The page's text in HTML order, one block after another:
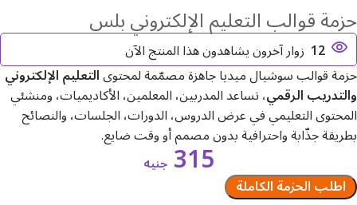
حزمة قوالب التعليم الإلكتروني بلس
12 زوار آخرون يشاهدون هذا المنتج الآن
حزمة قوالب سوشيال ميديا جاهزة مصمّمة لمحتوىالتعليم الإلكتروني
والتدريب الرقمي، تساعد المدربين، المعلمين، الأكاديميات، ومنشئي
المحتوى التعليمي في عرض الدروس، الدورات، الجلسات، والنصائح
بطريقة جذّابة واحترافية بدون مصمم أو وقت ضايع.
315 جنيه
اطلب الحزمة الكاملة